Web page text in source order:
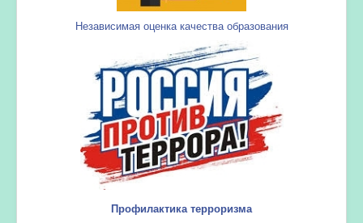
Независимая оценка качества образования
Профилактика терроризма